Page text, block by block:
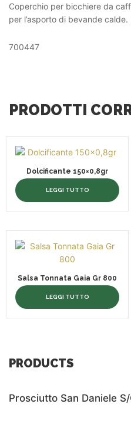
Coperchio per bicchiere da
per l’asporto di bevande calde.
700447
PRODOTTI
Dolcificante 150×0,8gr
LEGGI TUTTO
Salsa Tonnata Gaia Gr 800
LEGGI TUTTO
PRODUCTS
Prosciutto San Daniele